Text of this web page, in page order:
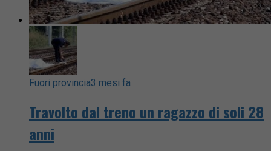
Fuori provincia3 mesi fa
Travolto dal treno un ragazzo di soli 28
anni